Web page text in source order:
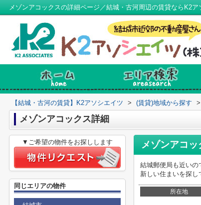
メゾンアコックスの詳細ページ／結城・古河周辺の賃貸ならK2ア
【結城・古河の賃貸】K2アソシエイツ > (賃貸)地域から探す >
メゾンアコックス詳細
メゾンアコッ
結城郵便局も近いの
新しい住まいを探し
所在地
▼ご希望の物件をお探しします
同じエリアの物件